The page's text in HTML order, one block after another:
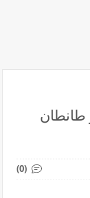
طانطان
(0)